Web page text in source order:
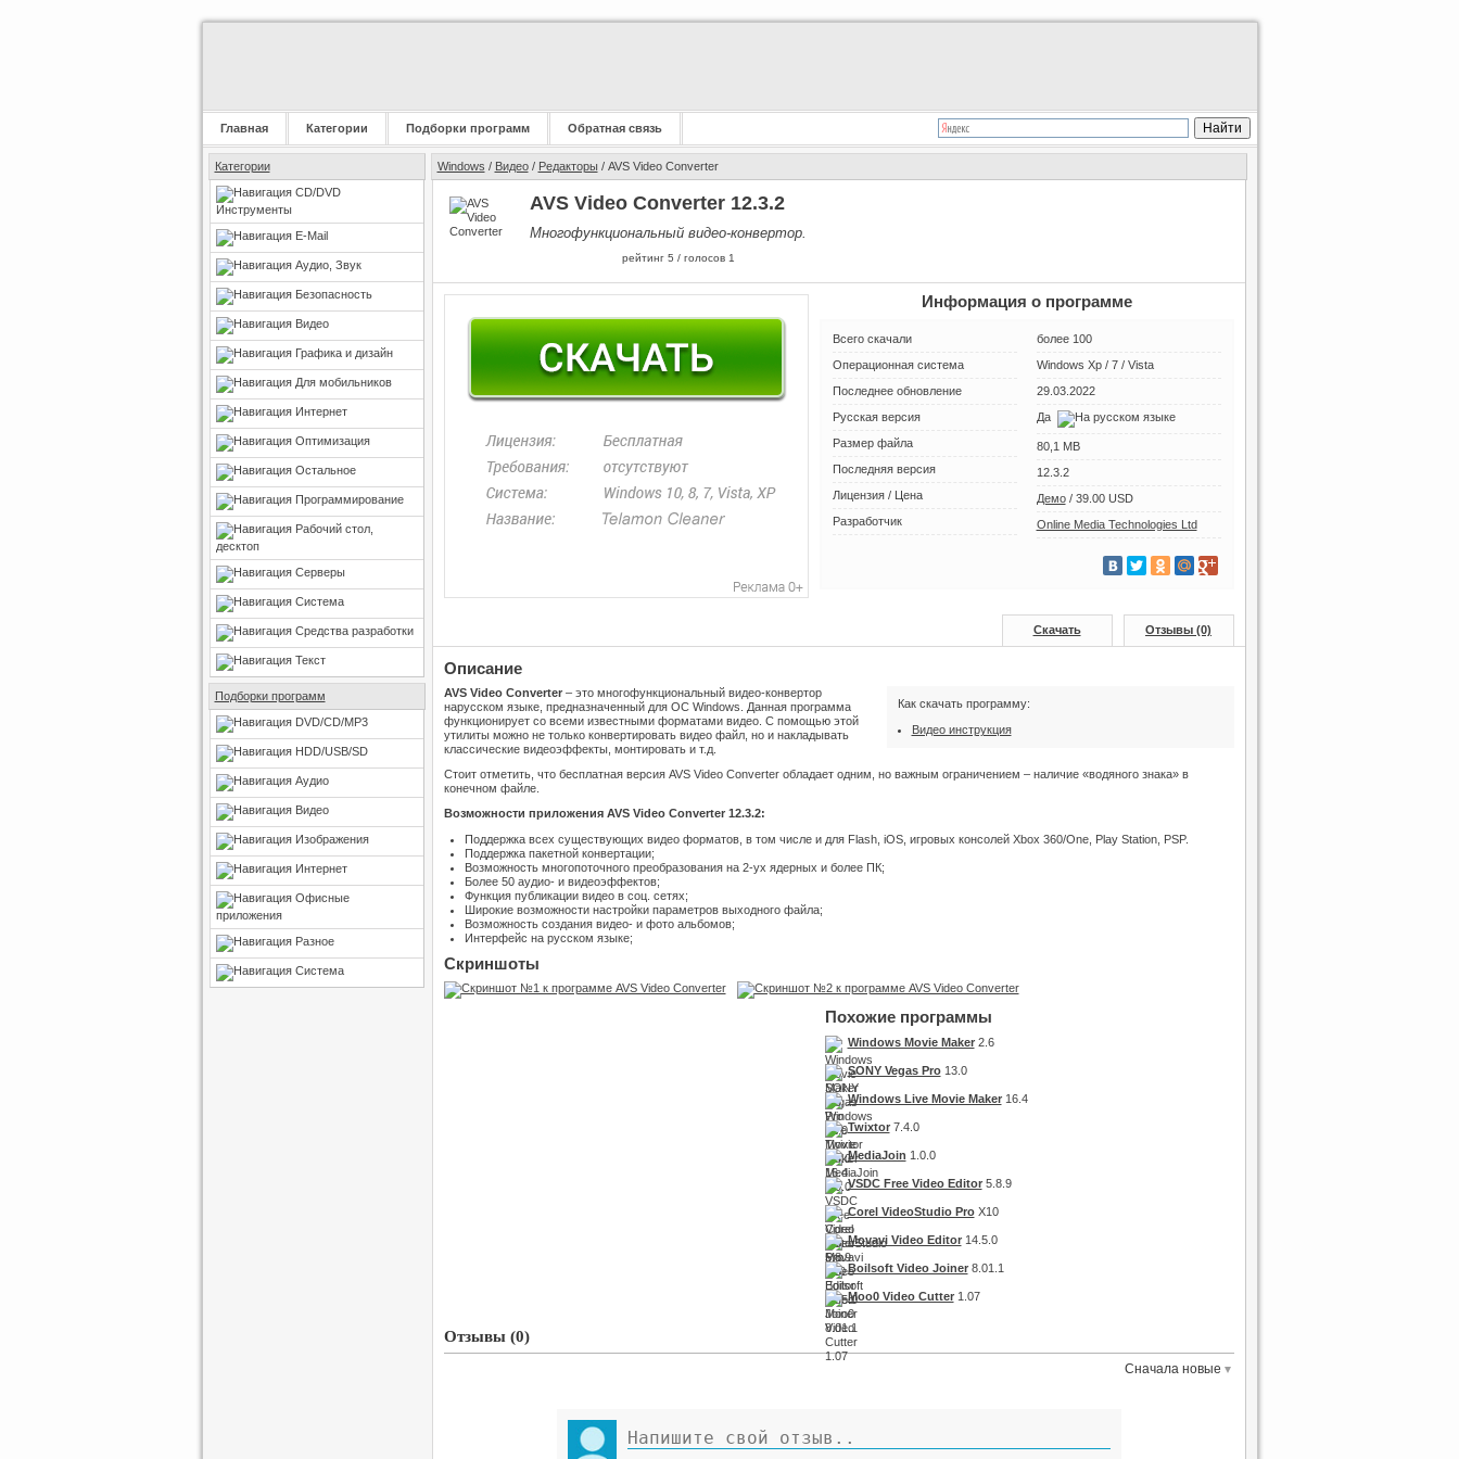
Главная Категории Подборки программ Обратная связь
Категории
CD/DVD
Инструменты
E-Mail
Аудио, Звук
Безопасность
Видео
Графика и дизайн
Для мобильников
Интернет
Оптимизация
Остальное
Программирование
Рабочий стол,
десктоп
Серверы
Система
Средства разработки
Текст
Подборки программ
DVD/CD/MP3
HDD/USB/SD
Аудио
Видео
Изображения
Интернет
Офисные
приложения
Разное
Система
Windows / Видео/ Редакторы/ AVS Video Converter
AVS Video Converter 12.3.2
Многофункциональный видео-конвертор.
рейтинг 5 / голосов 1
Информация о программе
Всего скачали
более 100
Операционная система
Windows Xp / 7 / Vista
Последнее обновление
29.03.2022
Русская версия
Да
Размер файла
80,1 MB
Последняя версия
12.3.2
Лицензия / Цена
Демо/ 39.00 USD
Разработчик
Online Media Technologies Ltd
Отзывы (0)
Скачать
Описание
Как скачать программу:
Видео инструкция
AVS Video Converter– это многофункциональный видео-конвертор
нарусском языке, предназначенный для ОС Windows. Данная программа
функционирует со всеми известными форматами видео. С помощью этой
утилиты можно не только конвертировать видео файл, но и накладывать
классические видеоэффекты, монтировать и т.д.
Стоит отметить, что бесплатная версия AVS Video Converter обладает одним, но важным ограничением – наличие «водяного знака» в
конечном файле.
Возможности приложения AVS Video Converter 12.3.2:
Поддержка всех существующих видео форматов, в том числе и для Flash, iOS, игровых консолей Xbox 360/One, Play Station, PSP.
Поддержка пакетной конвертации;
Возможность многопоточного преобразования на 2-ух ядерных и более ПК;
Более 50 аудио- и видеоэффектов;
Функция публикации видео в соц. сетях;
Широкие возможности настройки параметров выходного файла;
Возможность создания видео- и фото альбомов;
Интерфейс на русском языке;
Скриншоты
Похожие программы
Windows Movie Maker2.6
SONY Vegas Pro13.0
Windows Live Movie Maker16.4
Twixtor7.4.0
MediaJoin 1.0.0
VSDC Free Video Editor5.8.9
Corel VideoStudio ProX10
Movavi Video Editor14.5.0
Boilsoft Video Joiner8.01.1
Moo0 Video Cutter1.07
Отзывы (0)
Сначала новые